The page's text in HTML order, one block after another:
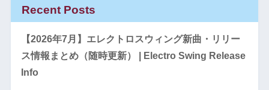
Recent Posts
【2026年7月】エレクトロスウィング新曲・リリー
ス情報まとめ（随時更新） | Electro Swing Release
Info